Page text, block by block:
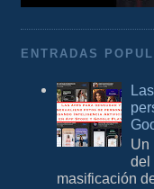
ENTRADAS
Un
del
masificación